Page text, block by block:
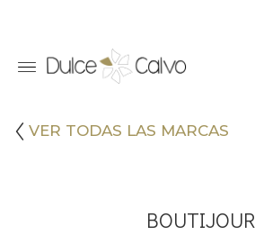
VER TODAS LAS MARCAS
BOUTIJOUR